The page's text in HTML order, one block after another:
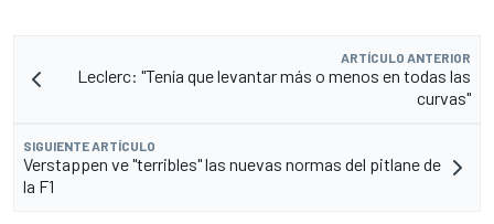
ARTÍCULO ANTERIOR
Leclerc: "Tenía que levantar más o menos en todas las
curvas"
SIGUIENTE ARTÍCULO
Verstappen ve "terribles" las nuevas normas del pitlane de
la F1